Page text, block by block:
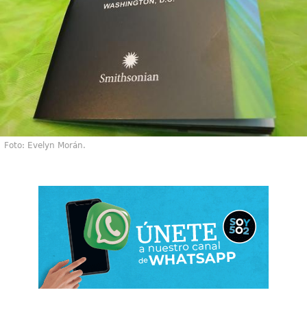
Foto: Evelyn Morán.